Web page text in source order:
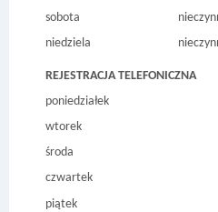
sobota
niedziela
REJESTRACJA TELEFONICZNA
poniedziałek
wtorek
środa
czwartek
piątek